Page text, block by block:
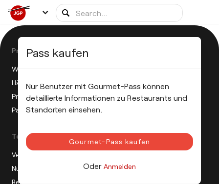
Pass kaufen
Nur Benutzer mit Gourmet-Pass können
detaillierte Informationen zu Restaurants und
Standorten einsehen.
Gourmet-Pass kaufen
Oder Anmelden
Product
Wie funktioniert die JGP?
Häufig gestellte Fragen
Pressemitteilung
Partnerprogramm
Terms
Verkaufsbedingungen
Nutzungsbedingungen
Reservierungsbedingungen